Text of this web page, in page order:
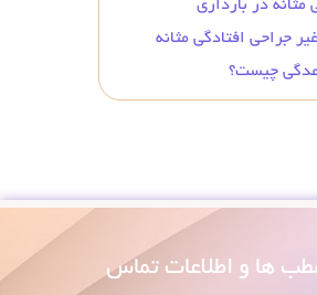
مثانه در بارداری
جراحی افتادگی مثانه
چیست؟
ها و اطلاعات تماس